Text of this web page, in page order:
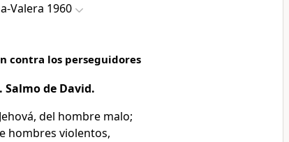
Valera 1960
contra los perseguidores
de David.
del hombre malo;
hombres violentos,